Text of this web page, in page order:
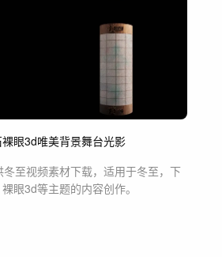
裸眼3d唯美背景舞台光影
冬至视频素材下载，适用于冬至，下
眼3d等主题的内容创作。